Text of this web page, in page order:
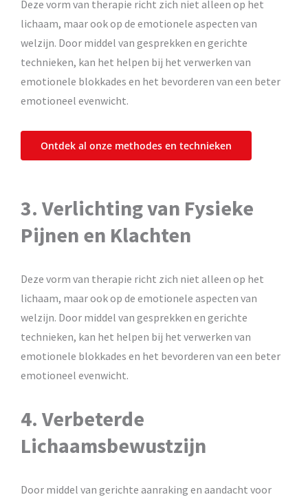
Deze vorm van therapie richt zich niet alleen op het
lichaam, maar ook op de emotionele aspecten van
welzijn. Door middel van gesprekken en gerichte
technieken, kan het helpen bij het verwerken van
emotionele blokkades en het bevorderen van een beter
emotioneel evenwicht.
Ontdek al onze methodes en technieken
3. Verlichting van Fysieke
Pijnen en Klachten
Deze vorm van therapie richt zich niet alleen op het
lichaam, maar ook op de emotionele aspecten van
welzijn. Door middel van gesprekken en gerichte
technieken, kan het helpen bij het verwerken van
emotionele blokkades en het bevorderen van een beter
emotioneel evenwicht.
4. Verbeterde
Lichaamsbewustzijn
Door middel van gerichte aanraking en aandacht voor